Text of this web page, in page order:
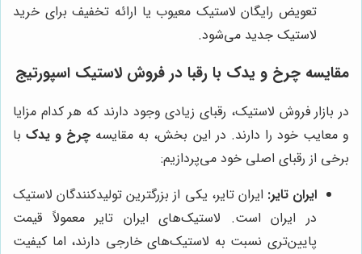
تعویض رایگان لاستیک معیوب یا ارائه تخفیف برای خرید
لاستیک جدید می‌شود.
مقایسه چرخ و یدک با رقبا در فروش لاستیک اسپورتیج
در بازار فروش لاستیک، رقبای زیادی وجود دارند که هر کدام مزایا
و معایب خود را دارند. در این بخش، به مقایسه چرخ و یدکبا
برخی از رقبای اصلی خود می‌پردازیم:
ایران تایر: ایران تایر، یکی از بزرگترین تولیدکنندگان لاستیک
در ایران است. لاستیک‌های ایران تایر معمولاً قیمت
پایین‌تری نسبت به لاستیک‌های خارجی دارند، اما کیفیت